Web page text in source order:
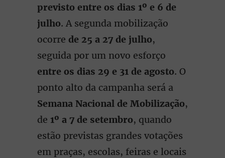
previsto entre os dias 1º e 6 de
julho. A segunda mobilização
ocorre de 25 a 27 de julho,
seguida por um novo esforço
entre os dias 29 e 31 de agosto. O
ponto alto da campanha será a
Semana Nacional de Mobilização,
de 1º a 7 de setembro, quando
estão previstas grandes votações
em praças, escolas, feiras e locais